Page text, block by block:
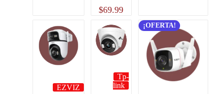
$69.99
EZVIZ
Tp-
link
¡OFERTA!